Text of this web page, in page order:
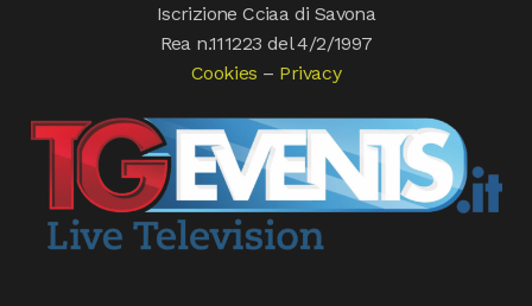
Iscrizione Cciaa di Savona
Rea n.111223 del 4/2/1997
Cookies – Privacy